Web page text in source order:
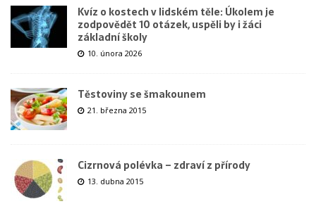
Kvíz o kostech v lidském těle: Úkolem je
zodpovědět 10 otázek, uspěli by i žáci
základní školy
10. února 2026
Těstoviny se šmakounem
21. března 2015
Cizrnová polévka – zdraví z přírody
13. dubna 2015